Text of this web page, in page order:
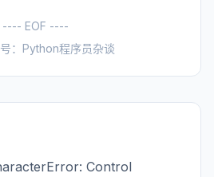
---- EOF ----
：Python程序员杂谈
Control